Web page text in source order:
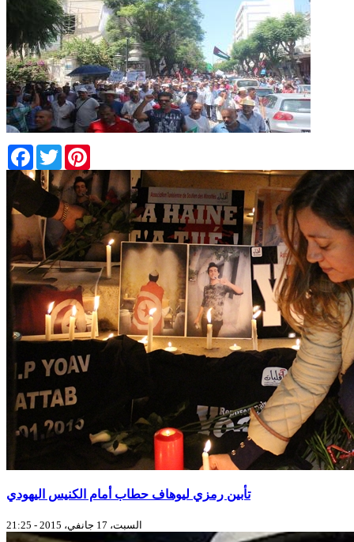
Facebook
Twitter
تأبين رمزي ليوهاف حطاب أمام الكنيس اليهودي
السبت، 17 جانفي، 2015 - 21:25